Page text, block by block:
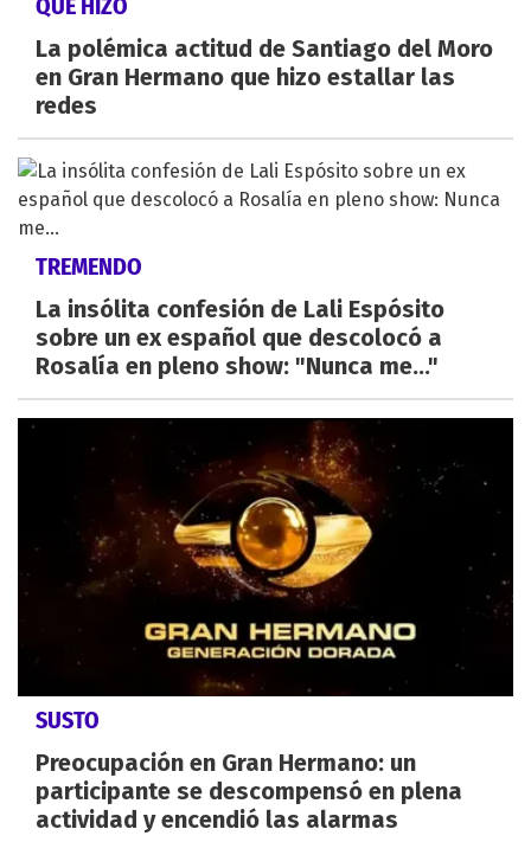
QUÉ HIZO
La polémica actitud de Santiago del Moro
en Gran Hermano que hizo estallar las
redes
TREMENDO
La insólita confesión de Lali Espósito
sobre un ex español que descolocó a
Rosalía en pleno show: "Nunca me..."
SUSTO
Preocupación en Gran Hermano: un
participante se descompensó en plena
actividad y encendió las alarmas